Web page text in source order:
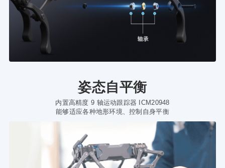
姿态自平衡
内置高精度 9 轴运动跟踪器 ICM20948
能够适应各种地形环境、控制自身平衡